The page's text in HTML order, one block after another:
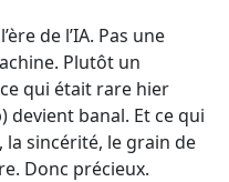
de l’IA. Pas une
Plutôt un
qui était rare hier
devient banal. Et ce qui
sincérité, le grain de
Donc précieux.